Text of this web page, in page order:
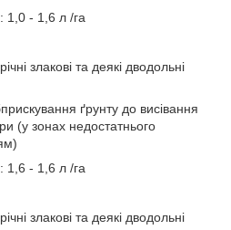
1,0 - 1,6 л /га
злакові та деякі дводольні
ґрунту до висівання
(у зонах недостатнього
1,6 - 1,6 л /га
злакові та деякі дводольні